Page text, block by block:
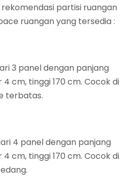
partisi ruangan
ruangan yang tersedia :
3 panel dengan panjang
cm, tinggi 170 cm. Cocok di
terbatas.
4 panel dengan panjang
cm, tinggi 170 cm. Cocok di